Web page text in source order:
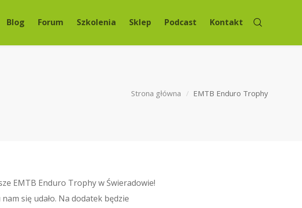
Blog Forum Szkolenia Sklep Podcast Kontakt
Strona główna EMTB Enduro Trophy
EMTB Enduro Trophy w Świeradowie!
się udało. Na dodatek będzie